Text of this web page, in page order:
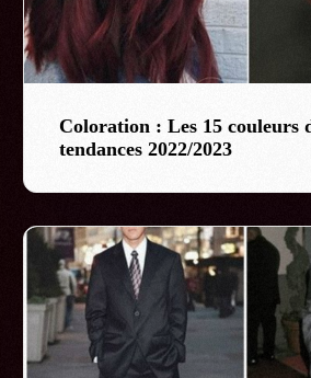
Coloration : Les 15 couleurs
tendances 2022/2023